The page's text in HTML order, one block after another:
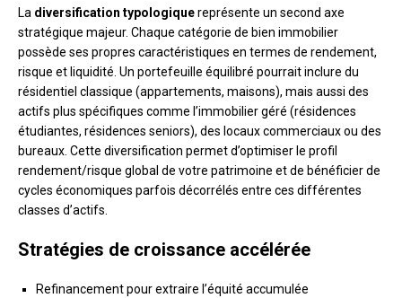
La diversification typologiquereprésente un second axe
stratégique majeur. Chaque catégorie de bien immobilier
possède ses propres caractéristiques en termes de rendement,
risque et liquidité. Un portefeuille équilibré pourrait inclure du
résidentiel classique (appartements, maisons), mais aussi des
actifs plus spécifiques comme l’immobilier géré (résidences
étudiantes, résidences seniors), des locaux commerciaux ou des
bureaux. Cette diversification permet d’optimiser le profil
rendement/risque global de votre patrimoine et de bénéficier de
cycles économiques parfois décorrélés entre ces différentes
classes d’actifs.
Stratégies de croissance accélérée
Refinancement pour extraire l’équité accumulée